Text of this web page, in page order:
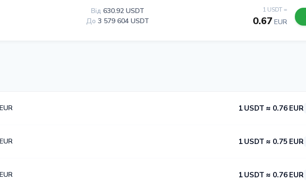
1 USDT =
0.67 EUR
Від 630.92 USDT
До 3 579 604 USDT
1 USDT ≈ 0.76 EUR
1 USDT ≈ 0.75 EUR
1 USDT ≈ 0.76 EUR